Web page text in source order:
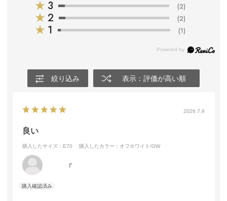
★ 3 (2)
★ 2 (2)
★ 1 (1)
絞り込み 表示：評価が高い順
2026.7.9
良い
購入したサイズ：E70 購入したカラー：オフホワイト/OW
「